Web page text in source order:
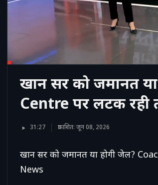
खान सर को जमानत
Centre पर लटक
31:27 प्रकाशित: जून 08, 2026
खान सर को जमानत या होगी जेल?
News